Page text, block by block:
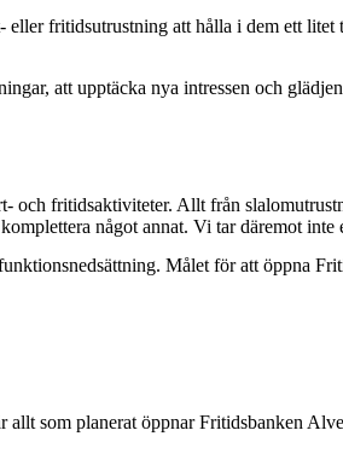
fritidsutrustning att hålla i dem ett
att upptäcka nya intressen och
och fritidsaktiviteter. Allt från
något annat. Vi tar däremot
Målet för att öppna
som planerat öppnar Fritidsbanken